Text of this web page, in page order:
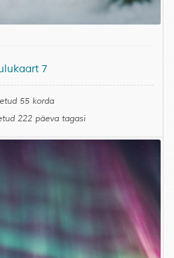
7
55 korda
222 päeva tagasi